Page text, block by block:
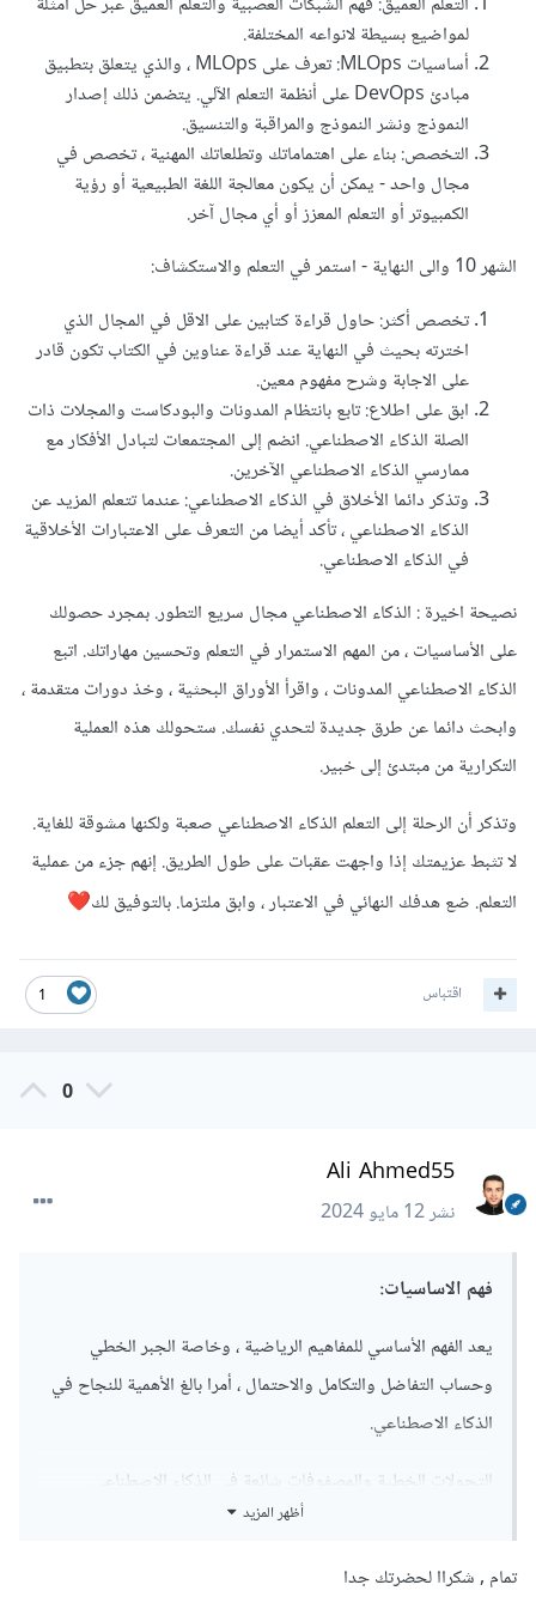
لمواضيع بسيطة لانواعه المختلفة.
أساسيات MLOps: تعرف على MLOps ، والذي يتعلق بتطبيق
مبادئ DevOps على أنظمة التعلم الآلي. يتضمن ذلك إصدار
النموذج ونشر النموذج والمراقبة والتنسيق.
التخصص: بناء على اهتماماتك وتطلعاتك المهنية ، تخصص في
مجال واحد - يمكن أن يكون معالجة اللغة الطبيعية أو رؤية
الكمبيوتر أو التعلم المعزز أو أي مجال آخر.
الشهر 10 والى النهاية - استمر في التعلم والاستكشاف:
تخصص أكثر: حاول قراءة كتابين على الاقل في المجال الذي
اخترته بحيث في النهاية عند قراءة عناوين في الكتاب تكون قادر
على الاجابة وشرح مفهوم معين.
ابق على اطلاع: تابع بانتظام المدونات والبودكاست والمجلات ذات
الصلة الذكاء الاصطناعي. انضم إلى المجتمعات لتبادل الأفكار مع
ممارسي الذكاء الاصطناعي الآخرين.
وتذكر دائما الأخلاق في الذكاء الاصطناعي: عندما تتعلم المزيد عن
الذكاء الاصطناعي ، تأكد أيضا من التعرف على الاعتبارات الأخلاقية
في الذكاء الاصطناعي.
نصيحة اخيرة: الذكاء الاصطناعي مجال سريع التطور. بمجرد حصولك
على الأساسيات ، من المهم الاستمرار في التعلم وتحسين مهاراتك. اتبع
الذكاء الاصطناعي المدونات ، واقرأ الأوراق البحثية ، وخذ دورات متقدمة ،
وابحث دائما عن طرق جديدة لتحدي نفسك. ستحولك هذه العملية
التكرارية من مبتدئ إلى خبير.
وتذكر أن الرحلة إلى التعلم الذكاء الاصطناعي صعبة ولكنها مشوقة للغاية.
لا تثبط عزيمتك إذا واجهت عقبات على طول الطريق. إنهم جزء من عملية
التعلم. ضع هدفك النهائي في الاعتبار ، وابق ملتزما. بالتوفيق لك❤️
1 اقتباس
0
Ali Ahmed55
نشر12 مايو 2024
فهم الاساسيات:
يعد الفهم الأساسي للمفاهيم الرياضية ، وخاصة الجبر الخطي
وحساب التفاضل والتكامل والاحتمال ، أمرا بالغ الأهمية للنجاح في
الذكاء الاصطناعي.
التحولات الخطية والمصفوفات شائعة في الذكاء الاصطناعي
الخوارزميات ، مما يدل على أهمية فهم هذه المفاهيم.
يعد فهم الإحصاءات ، مثل الأهمية الإحصائية والتوزيع والانحدار
أظهر المزيد
تمام , شكراا لحضرتك جدا